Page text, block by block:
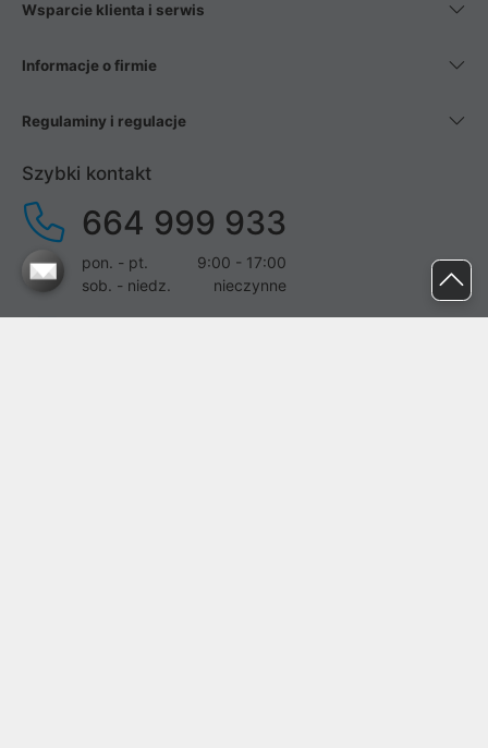
Wsparcie klienta i serwis
Informacje o firmie
Regulaminy i regulacje
Szybki kontakt
664 999 933
pon. - pt.
9:00 - 17:00
sob. - niedz.
nieczynne